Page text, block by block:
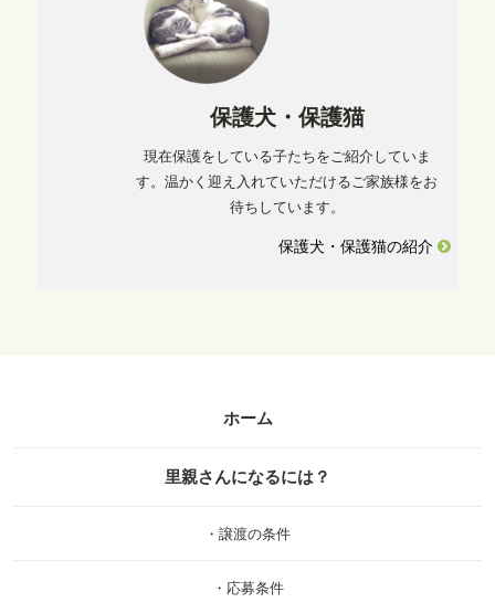
保護犬・保護猫
現在保護をしている子たちをご紹介していま
す。温かく迎え入れていただけるご家族様をお
待ちしています。
保護犬・保護猫の紹介
ホーム
里親さんになるには？
・譲渡の条件
・応募条件